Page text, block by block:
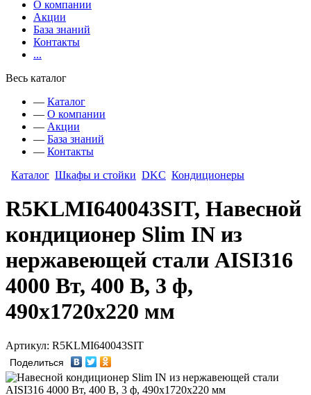
О компании
Акции
База знаний
Контакты
...
Весь каталог
— Каталог
— О компании
— Акции
— База знаний
— Контакты
Каталог Шкафы и стойки DKC Кондиционеры
R5KLMI640043SIT, Навесной
кондиционер Slim IN из
нержавеющей стали AISI316
4000 Вт, 400 В, 3 ф,
490x1720x220 мм
Артикул: R5KLMI640043SIT
Поделиться